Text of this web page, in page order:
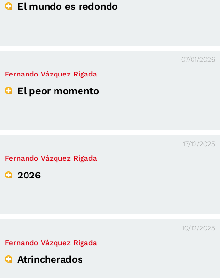
El mundo es redondo
07/01/2026
Fernando Vázquez Rigada
El peor momento
17/12/2025
Fernando Vázquez Rigada
2026
10/12/2025
Fernando Vázquez Rigada
Atrincherados